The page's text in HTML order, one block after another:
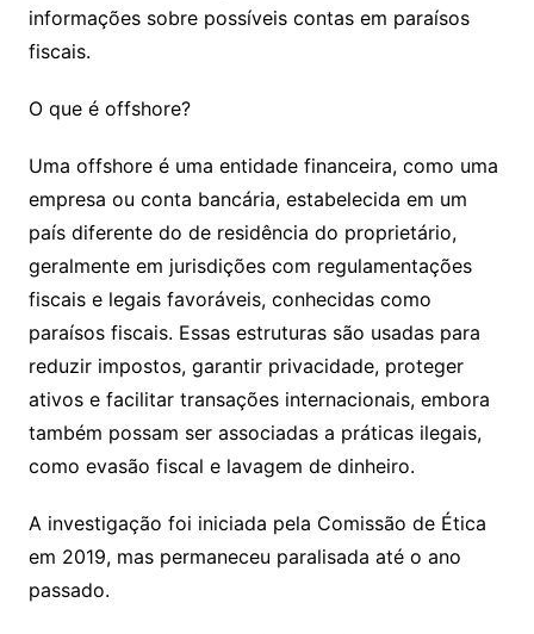
m
informações sobre possíveis contas em paraísos
fiscais.
O que é offshore?
Uma offshore é uma entidade financeira, como uma
empresa ou conta bancária, estabelecida em um
país diferente do de residência do proprietário,
geralmente em jurisdições com regulamentações
fiscais e legais favoráveis, conhecidas como
paraísos fiscais. Essas estruturas são usadas para
reduzir impostos, garantir privacidade, proteger
ativos e facilitar transações internacionais, embora
também possam ser associadas a práticas ilegais,
como evasão fiscal e lavagem de dinheiro.
A investigação foi iniciada pela Comissão de Ética
em 2019, mas permaneceu paralisada até o ano
passado.